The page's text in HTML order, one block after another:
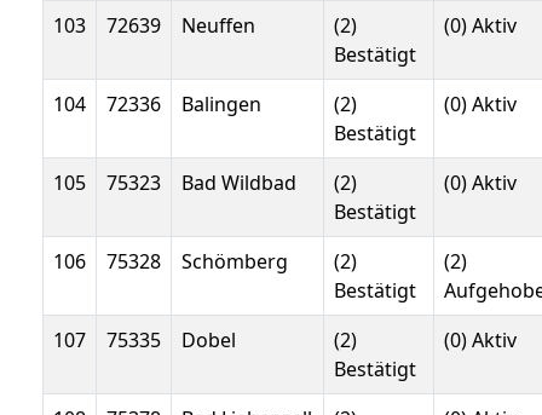
103 72639 Neuffen
(2)
Bestätigt
(0) Aktiv
104 72336 Balingen
(2)
Bestätigt
(0) Aktiv
105 75323 Bad Wildbad
(2)
Bestätigt
(0) Aktiv
106 75328 Schömberg
(2)
Bestätigt
(2)
107
75335 Dobel
(2)
Bestätigt
(0) Aktiv